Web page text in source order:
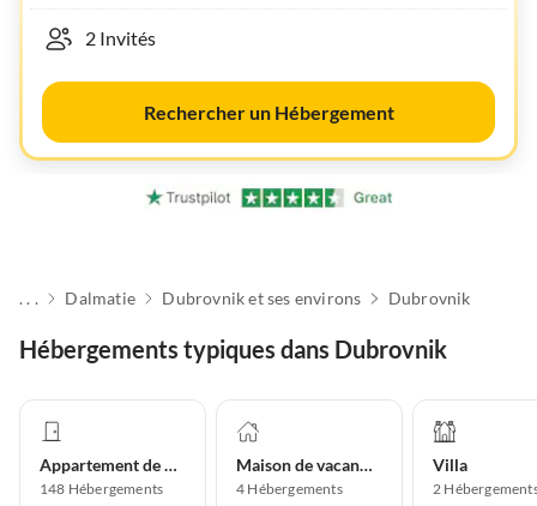
Rechercher un Hébergement
. . . Dalmatie Dubrovnik et ses environs Dubrovnik
Hébergements typiques dans Dubrovnik
Appartement de vacances
148 Hébergements
Maison de vacances
4 Hébergements
Villa
2